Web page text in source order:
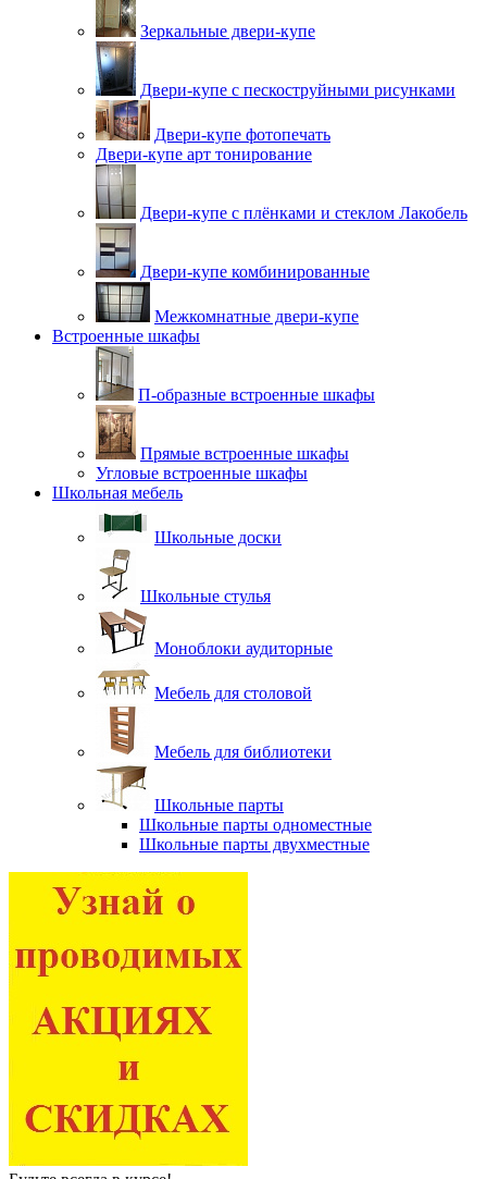
Зеркальные двери-купе
Двери-купе с пескоструйными рисунками
Двери-купе фотопечать
Двери-купе арт тонирование
Двери-купе с плёнками и стеклом Лакобель
Двери-купе комбинированные
Межкомнатные двери-купе
Встроенные шкафы
П-образные встроенные шкафы
Прямые встроенные шкафы
Угловые встроенные шкафы
Школьная мебель
Школьные доски
Школьные стулья
Моноблоки аудиторные
Мебель для столовой
Мебель для библиотеки
Школьные парты
Школьные парты одноместные
Школьные парты двухместные